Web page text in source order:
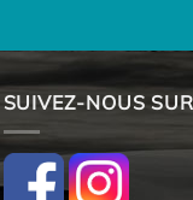
SUIVEZ-NOUS